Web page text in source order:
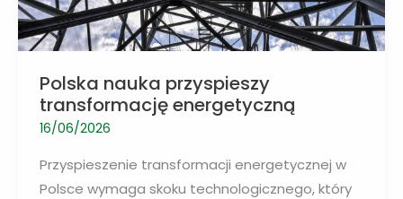
Polska nauka przyspieszy
transformację energetyczną
16/06/2026
Przyspieszenie transformacji energetycznej w
Polsce wymaga skoku technologicznego, który